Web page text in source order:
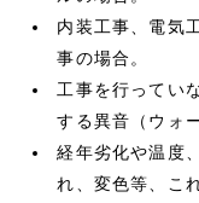
内装工事、電気
事の場合。
工事を行ってい
する異音（ウォ
経年劣化や温度
れ、変色等、こ